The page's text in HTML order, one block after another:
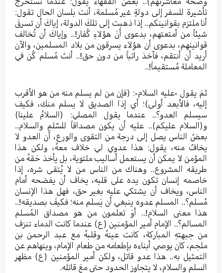
تأشيرة للسفر إلى دولةٍ غير مُسلمة، أنت بلسان الحال تقول:
أنا ملتزم بقوانينكم.. إذا ذهبت إلى تلكَ الدولة، إياكَ أن تسرقَ
شيئاً من أمتعتهم، بدعوى أنَ هؤلاءِ كُفار!.. وإياكَ أن تُخالف
قوانينهم، بدعوى أن هؤلاء يسرقون من بلاد المسلمين، والآن
أريد أن أنتقم، فآخذ راتباً من دونِ حق!.. أنتَ مُسلم كُن في
المعاملة مُستقيماً!..
ثمَ يقول -عليه السلام-: (فإن من لم يسلم منه من هو الأقرب
إليه، فالأبعد أولى)؛ أي إذا الصديق لا يسلم منك، فكيف
سيسلم العدو؟.. عندما يقول المصلي: (السلامُ علينا)
و(السلام عليكم).. عليه أن يكون مصداقاً للسّلمِ والسلام..
بعضُ الناس يصل إلى درجة من التقوى والورع، أن العدو لا
يخافُ منه، يقول: هذا عدوي لي خلاف معهُ، ولكن هذا
المؤمن لا يمكن أن يستعمل أساليب ملتوية، بل يأخذ حَقهُ من
طريقه المشروع.. وهناك من الناس من لا يُتقى شره، إذا
خاصمه إنسان تكون يده على قلبه، يخاف أن يفضحه أمام
الناس، ويخاف أن يشتكي عليه بغير حق، فهل هذا الإنسان
مُسلم؟.. المسلم عدوه ينبغي أن يَسلم منه؛ فكيفَ بصديقه!..
هذا معنى السلام!.. أوَ تعلمون من هو مصداق المُسلم
المسالم؟.. الإمام أمير المؤمنين (ع) عندما كانت الدماء تنزف
من جبهتهِ المباركة، كانت عينهُ وقلبهُ مع عبد الرحمن بن
ملجم، كان يوصي أبناءه بإطعامه من طعام الإمام، وينهاهم عن
التمثيل به.. هذا عدو قاتل، ولكن أمير المؤمنين (ع) مظهر
السلم والسلام، لا يتجاوز الحدود حتى معَ قاتله.